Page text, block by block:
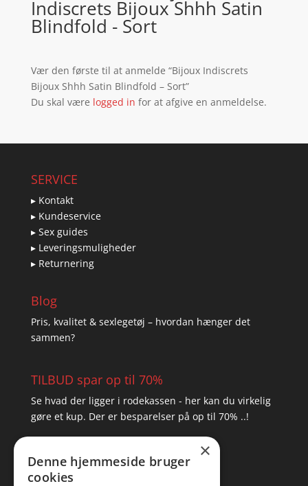
Indiscrets Bijoux Shhh Satin
Blindfold - Sort
Vær den første til at anmelde “Bijoux Indiscrets
Bijoux Shhh Satin Blindfold – Sort”
Du skal være logged in for at afgive en anmeldelse.
SERVICE
▸ Kontakt
▸ Kundeservice
▸ Sex guides
▸ Leveringsmuligheder
▸ Returnering
Blog
Pris, kvalitet & sexlegetøj – hvordan hænger det
sammen?
TILBUD spar op til 70%
Se hvad der ligger i rodekassen - her kan du virkelig
gøre et kup. Der er besparelser på op til 70% ..!
×
Denne hjemmeside bruger
cookies